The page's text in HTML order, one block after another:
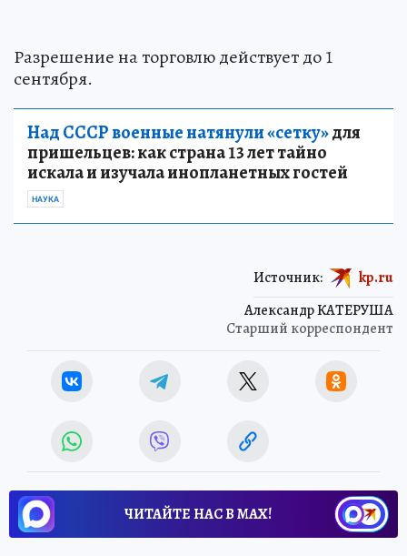
Разрешение на торговлю действует до 1
сентября.
Над СССР военные натянули «сетку»для
пришельцев: как страна 13 лет тайно
искала и изучала инопланетных гостей
НАУКА
Александр КАТЕРУША
Старший корреспондент
Источник: kp.ru
ЧИТАЙТЕ НАС В МАХ!